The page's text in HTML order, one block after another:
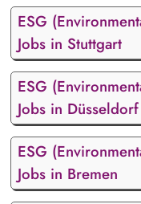
ESG
Jobs in Stuttgart
ESG
Jobs in Düsseldorf
ESG
Jobs in Bremen